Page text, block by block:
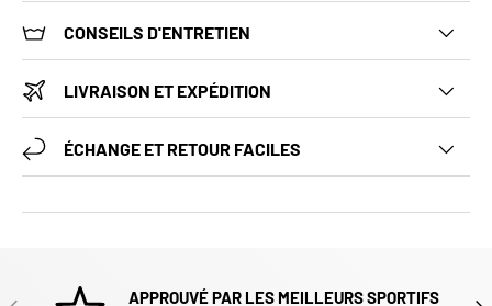
CONSEILS D'ENTRETIEN
LIVRAISON ET EXPÉDITION
ÉCHANGE ET RETOUR FACILES
APPROUVÉ PAR LES MEILLEURS SPORTIFS